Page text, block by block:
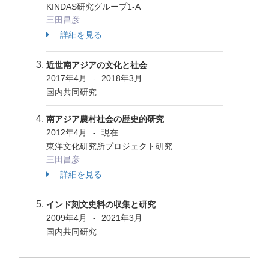
KINDAS研究グループ1-A
三田昌彦
詳細を見る
近世南アジアの文化と社会
2017年4月
-
2018年3月
国内共同研究
南アジア農村社会の歴史的研究
2012年4月
-
現在
東洋文化研究所プロジェクト研究
三田昌彦
詳細を見る
インド刻文史料の収集と研究
2009年4月
-
2021年3月
国内共同研究